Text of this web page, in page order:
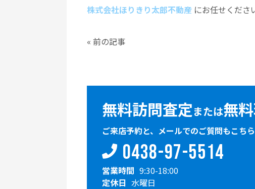
株式会社ほりきり太郎不動産 にお任せくださ
« 前の記事
無料訪問査定または無
ご来店予約と、メールでのご質問もこち
0438-97-5514
営業時間 9:30-18:00
定休日 水曜日